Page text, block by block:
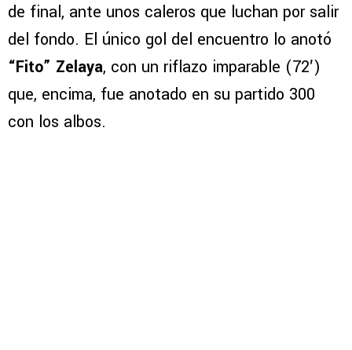
de final, ante unos caleros que luchan por salir
del fondo. El único gol del encuentro lo anotó
“Fito” Zelaya, con un riflazo imparable (72′)
que, encima, fue anotado en su partido 300
con los albos.